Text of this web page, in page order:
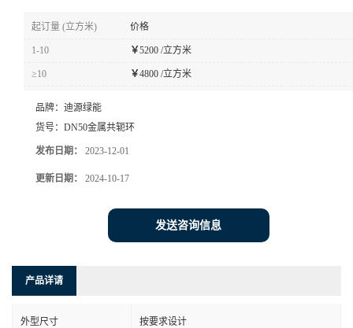
起订量 (立方米) 价格
1-10 ￥5200 /立方米
≥10 ￥4800 /立方米
品牌： 迪源绿能
货号： DN50金属共轭环
发布日期： 2023-12-01
更新日期： 2024-10-17
发送咨询信息
产品详请
外型尺寸 按要求设计